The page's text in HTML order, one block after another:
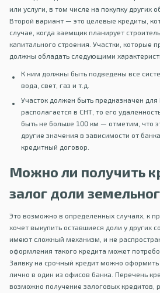
или услуги, в том числе на покупку других
Второй вариант — это целевые кредиты,
случае, когда заемщик планирует
капитального строения. Участки, которые
должны обладать следующими
К ним должны быть подведены все
вода, свет, газ и т.д.
Участок должен быть предназначен
располагается в СНТ, то его
быть не больше 100 км — отметим, что
другие значения в зависимости от
кредитный договор.
Можно ли получить
залог доли
Это возможно в определенных случаях, к
хочет выкупить оставшиеся доли у других
имеют сложный механизм, и не
оформления такого кредита может
Заявку на срочный кредит можно
лично в один из офисов банка. Перечень
возможно получение залоговых кредитов,